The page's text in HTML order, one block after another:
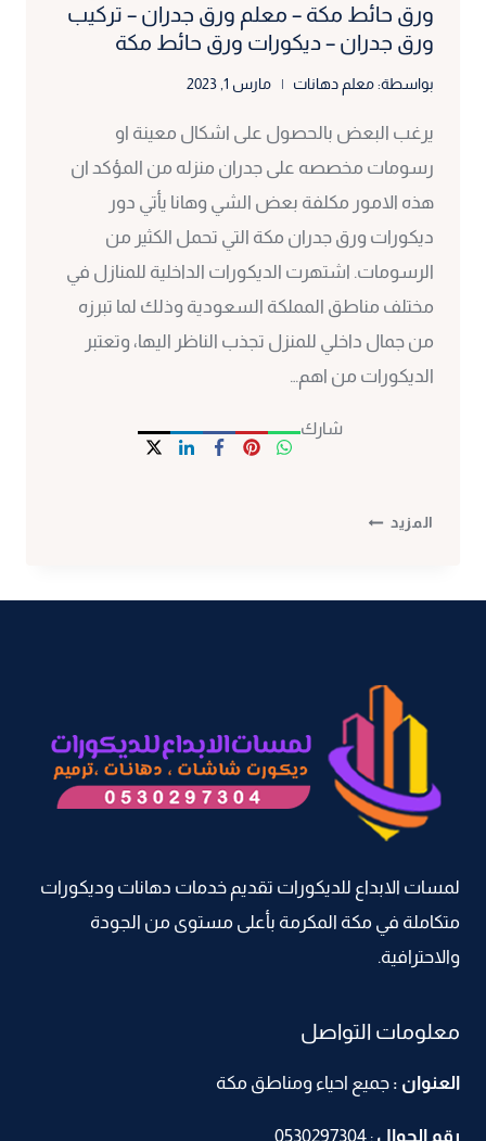
حائط
مكة
ورق حائط مكة – معلم ورق جدران – تركيب
ورق جدران – ديكورات ورق حائط مكة
بواسطة: معلم دهانات مارس 1, 2023
يرغب البعض بالحصول على اشكال معينة او
رسومات مخصصه على جدران منزله من المؤكد ان
هذه الامور مكلفة بعض الشي وهانا يأتي دور
ديكورات ورق جدران مكة التي تحمل الكثير من
الرسومات. اشتهرت الديكورات الداخلية للمنازل في
مختلف مناطق المملكة السعودية وذلك لما تبرزه
من جمال داخلي للمنزل تجذب الناظر اليها، وتعتبر
الديكورات من اهم…
شارك
المزيد ورق
ت
–
معلم
ورق
–
تركيب
ورق
ديكورات
حائط
لمسات الابداع للديكورات تقديم خدمات دهانات وديكورات
متكاملة في مكة المكرمة بأعلى مستوى من الجودة
والاحترافية.
معلومات التواصل
العنوان : جميع احياء ومناطق مكة
رقم الجوال :
0530297304